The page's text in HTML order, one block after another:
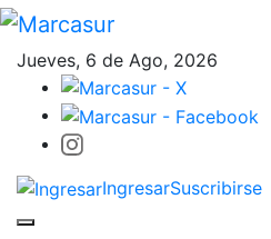
Jueves, 6 de Ago, 2026
IngresarSuscribirse